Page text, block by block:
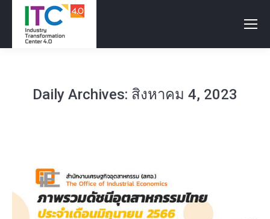
Daily Archives: สิงหาคม 4, 2023